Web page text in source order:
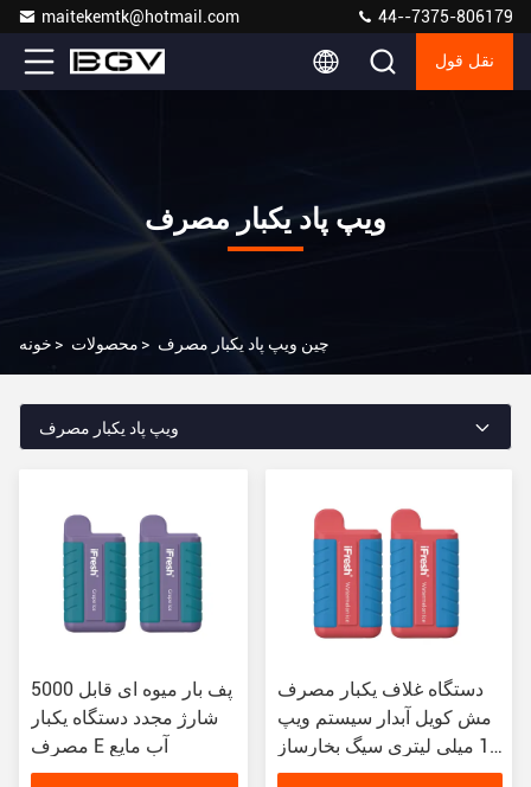
maitekemtk@hotmail.com 44--7375-806179
نقل قول
ویپ پاد یکبار مصرف
خونه > محصولات > چین ویپ پاد یکبار مصرف
ویپ پاد یکبار مصرف
5000 پف بار میوه ای قابل
شارژ مجدد دستگاه یکبار
مصرف E آب مایع
دستگاه غلاف یکبار مصرف
مش کویل آبدار سیستم ویپ
10 میلی لیتری سیگ بخارساز
الکترونیکی